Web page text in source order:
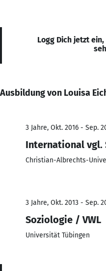
Logg Dich jetzt
Ausbildung von Louisa
3 Jahre, Okt. 2016 - Sep.
International vgl.
Christian-Albrechts-
3 Jahre, Okt. 2013 - Sep.
Soziologie / VWL
Universität Tübingen